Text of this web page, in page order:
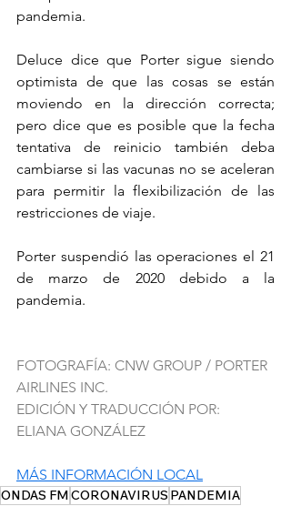
pandemia.
Deluce dice que Porter sigue siendo
optimista de que las cosas se están
moviendo en la dirección correcta;
pero dice que es posible que la fecha
tentativa de reinicio también deba
cambiarse si las vacunas no se aceleran
para permitir la flexibilización de las
restricciones de viaje.
Porter suspendió las operaciones el 21
de marzo de 2020 debido a la
pandemia.
FOTOGRAFÍA: CNW GROUP / PORTER
AIRLINES INC.
EDICIÓN Y TRADUCCIÓN POR:
ELIANA GONZÁLEZ
MÁS INFORMACIÓN LOCAL
ONDAS FMCORONAVIRUS PANDEMIA